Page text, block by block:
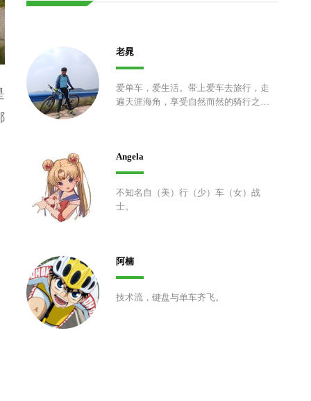
老晁
爱单车，爱生活。带上爱车去旅行，走
遍天涯海角，享受自然而然的骑行之
命历程。
Angela
不知名自（美）行（少）车（女）战
士。
阿楠
技术流，键盘与单车齐飞。